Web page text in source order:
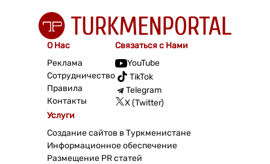
О Нас
Реклама
Сотрудничество
Правила
Контакты
Связаться с Нами
YouTube
TikTok
Telegram
X (Twitter)
Услуги
Создание сайтов в Туркменистане
Информационное обеспечение
Размещение PR статей